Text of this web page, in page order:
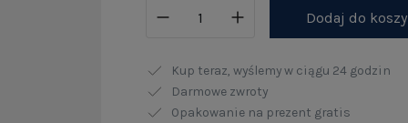
Dodaj do
Kup teraz, wyślemy w ciągu 24 godzin
Darmowe zwroty
Opakowanie na prezent gratis